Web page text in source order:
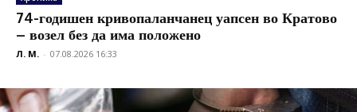
74-годишен кривопаланчанец уапсен во Кратово
– возел без да има положено
Л. М. - 07.08.2026 16:33